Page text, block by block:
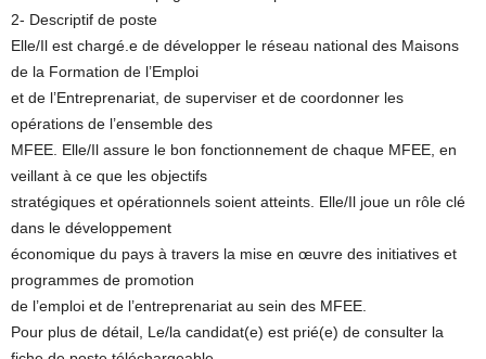
2- Descriptif de poste
Elle/Il est chargé.e de développer le réseau national des Maisons
de la Formation de l’Emploi
et de l’Entreprenariat, de superviser et de coordonner les
opérations de l’ensemble des
MFEE. Elle/Il assure le bon fonctionnement de chaque MFEE, en
veillant à ce que les objectifs
stratégiques et opérationnels soient atteints. Elle/Il joue un rôle clé
dans le développement
économique du pays à travers la mise en œuvre des initiatives et
programmes de promotion
de l’emploi et de l’entreprenariat au sein des MFEE.
Pour plus de détail, Le/la candidat(e) est prié(e) de consulter la